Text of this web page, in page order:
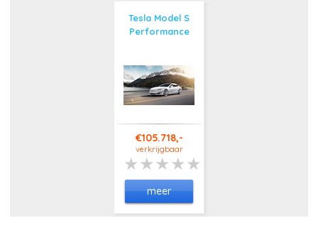
Tesla Model S
Performance
€105.718,-
verkrijgbaar
meer